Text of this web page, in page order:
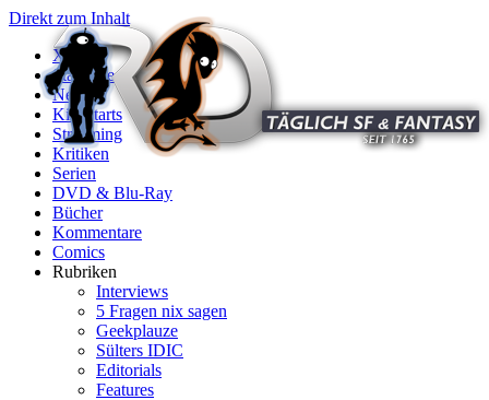
Direkt zum Inhalt
X
Startseite
News
Kinostarts
Streaming
Kritiken
Serien
DVD & Blu-Ray
Bücher
Kommentare
Comics
Rubriken
Interviews
5 Fragen nix sagen
Geekplauze
Sülters IDIC
Editorials
Features